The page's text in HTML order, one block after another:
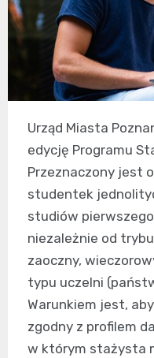
Urząd Miasta
edycję Programu
Przeznaczony jest
studentek
studiów
niezależnie od
zaoczny,
typu uczelni
Warunkiem jest,
zgodny z profilem
w którym stażysta